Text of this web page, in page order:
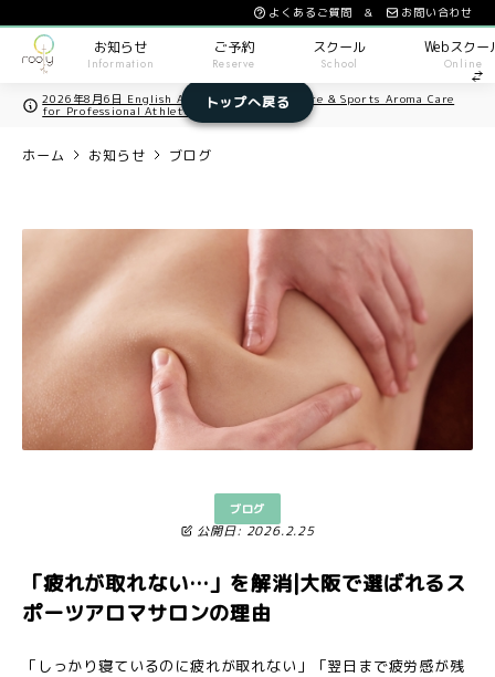
よくあるご質問 & お問い合わせ
お知らせ
Information
ご予約
Reserve
スクール
School
Webスクー
Online
2026年8月6日 English Available / Acupuncture & Sports Aroma Care
for Professional Athletes in Osaka
ホーム お知らせ ブログ
ブログ
公開日: 2026.2.25
「疲れが取れない…」を解消|大阪で選ばれるス
ポーツアロマサロンの理由
「しっかり寝ているのに疲れが取れない」「翌日まで疲労感が残
トップへ戻る